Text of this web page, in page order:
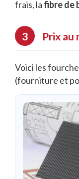
frais, lafibre de
Prix au
Voici les
(fourniture et